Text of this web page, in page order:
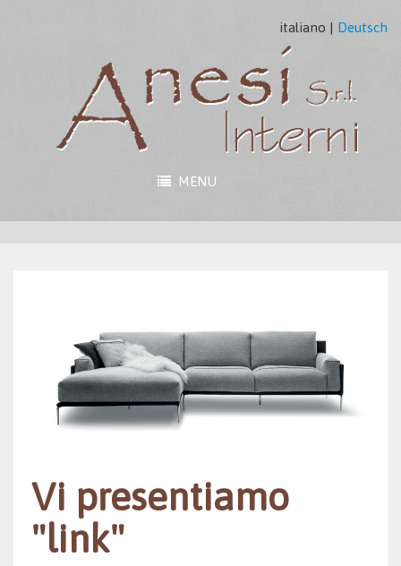
italiano | Deutsch
MENU
Vi presentiamo
"link"